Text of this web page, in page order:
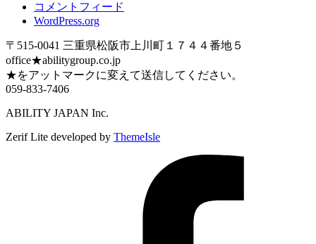
コメントフィード
WordPress.org
〒515-0041 三重県松阪市上川町１７４４番地５
office★abilitygroup.co.jp
★をアットマークに変えて送信してください。
059-833-7406
ABILITY JAPAN Inc.
Zerif Lite developed by ThemeIsle